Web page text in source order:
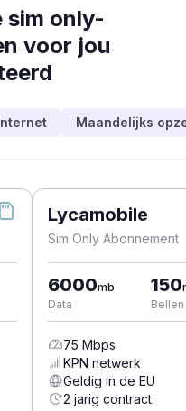
sim only-
voor jou
Maandelijks
Lycamobile
Sim Only Abonnement
6000mb
Data
150
Bellen
75 Mbps
KPN netwerk
Geldig in de EU
2 jarig contract